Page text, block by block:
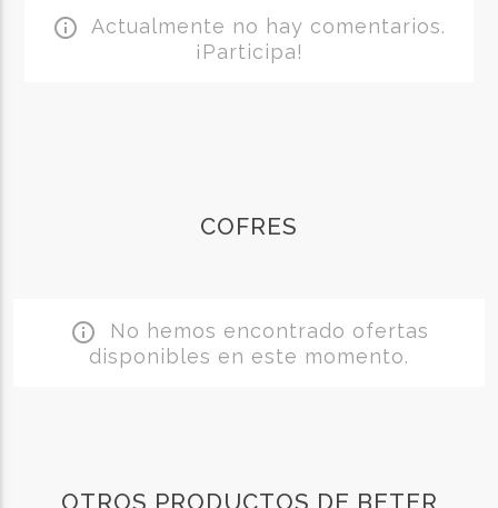
info_outline Actualmente no hay comentarios.
¡Participa!
COFRES
info_outline No hemos encontrado ofertas
disponibles en este momento.
OTROS PRODUCTOS DE BETER